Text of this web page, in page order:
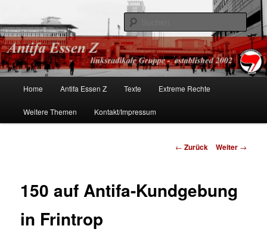
Antifa Essen
linksradikale Gruppe – established 2002
Zum
Inhalt
Home Antifa Essen Z Texte Extreme Rechte
Weitere Themen Kontakt/Impressum
Beitrags-
← Zurück Weiter →
150 auf Antifa-Kundgebung
in Frintrop